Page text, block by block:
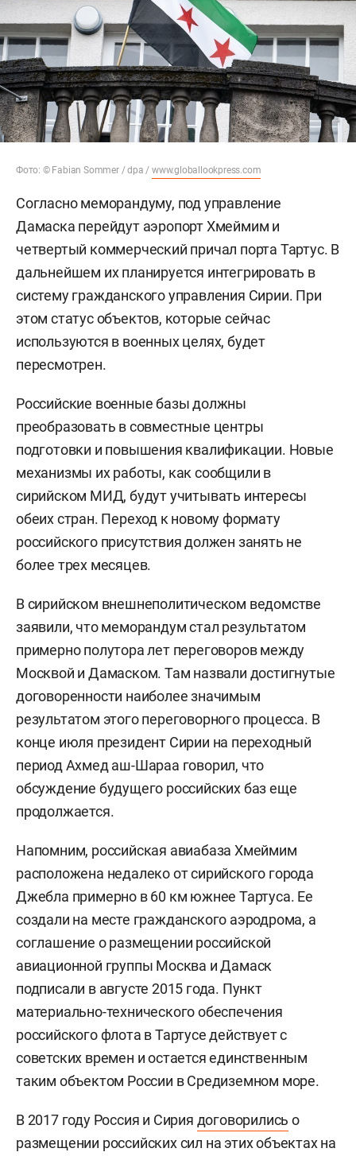
Фото: © Fabian Sommer / dpa /www.globallookpress.com
Согласно меморандуму, под управление
Дамаска перейдут аэропорт Хмеймим и
четвертый коммерческий причал порта Тартус. В
дальнейшем их планируется интегрировать в
систему гражданского управления Сирии. При
этом статус объектов, которые сейчас
используются в военных целях, будет
пересмотрен.
Российские военные базы должны
преобразовать в совместные центры
подготовки и повышения квалификации. Новые
механизмы их работы, как сообщили в
сирийском МИД, будут учитывать интересы
обеих стран. Переход к новому формату
российского присутствия должен занять не
более трех месяцев.
В сирийском внешнеполитическом ведомстве
заявили, что меморандум стал результатом
примерно полутора лет переговоров между
Москвой и Дамаском. Там назвали достигнутые
договоренности наиболее значимым
результатом этого переговорного процесса. В
конце июля президент Сирии на переходный
период Ахмед аш-Шараа говорил, что
обсуждение будущего российских баз еще
продолжается.
Напомним, российская авиабаза Хмеймим
расположена недалеко от сирийского города
Джебла примерно в 60 км южнее Тартуса. Ее
создали на месте гражданского аэродрома, а
соглашение о размещении российской
авиационной группы Москва и Дамаск
подписали в августе 2015 года. Пункт
материально-технического обеспечения
российского флота в Тартусе действует с
советских времен и остается единственным
таким объектом России в Средиземном море.
В 2017 году Россия и Сирия договорились о
размещении российских сил на этих объектах на